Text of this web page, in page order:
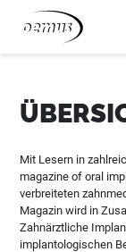
Zum Inhalt springen
Mit Lesern in
magazine of oral
verbreiteten
Magazin wird in
Zahnärztliche
implantologischen